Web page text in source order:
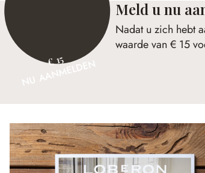
€ 15
NU AANMELDEN
Meld u nu
Nadat u zich hebt
waarde van € 15